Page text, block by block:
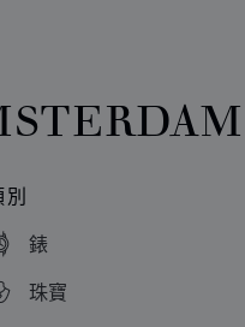
錶
珠寶